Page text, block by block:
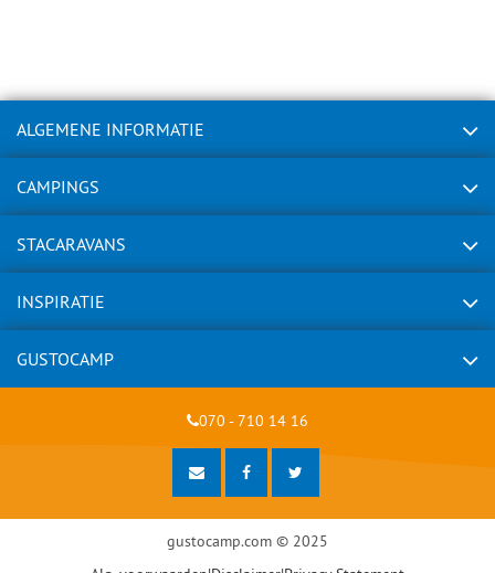
ALGEMENE INFORMATIE
CAMPINGS
STACARAVANS
INSPIRATIE
GUSTOCAMP
070 - 710 14 16
gustocamp.com © 2025